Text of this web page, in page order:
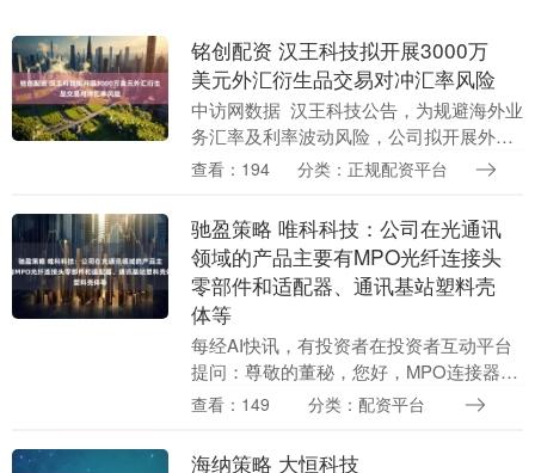
铭创配资 汉王科技拟开展3000万
美元外汇衍生品交易对冲汇率风险
中访网数据 汉王科技公告，为规避海外业
务汇率及利率波动风险，公司拟开展外汇
衍生品交易，最高持仓合约金额及动用的
值币种。....
查看：194 分类：正规配资平台
驰盈策略 唯科科技：公司在光通讯
领域的产品主要有MPO光纤连接头
零部件和适配器、通讯基站塑料壳
体等
每经AI快讯，有投资者在投资者互动平台
提问：尊敬的董秘，您好，MPO连接器是
高速光模块的关键部件，请问贵公司在光
（301196....
查看：149 分类：配资平台
海纳策略 大恒科技